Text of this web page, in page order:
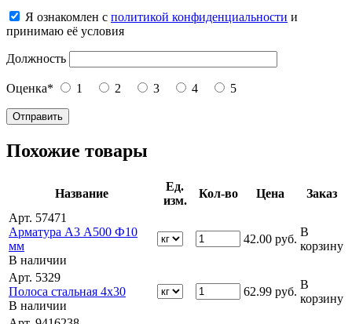
Я ознакомлен с политикой конфиденциальности и
принимаю её условия
Должность
Оценка* 1 2 3 4 5
Похожие товары
Название
Ед.
изм.
Кол-во Цена
Заказ
Арт. 57471
Арматура А3 А500 Ф10
мм
В наличии
42.00 руб.
В
корзину
Арт. 5329
Полоса стальная 4х30
В наличии
62.99 руб.
В
корзину